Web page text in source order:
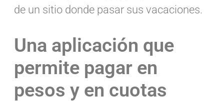
de un sitio donde pasar sus vacaciones.
Una aplicación que
permite pagar en
pesos y en cuotas